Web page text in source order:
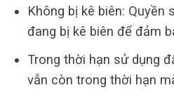
Không bị kê biên: Quyền
đang bị kê biên để đảm
Trong thời hạn sử dụng
vẫn còn trong thời hạn